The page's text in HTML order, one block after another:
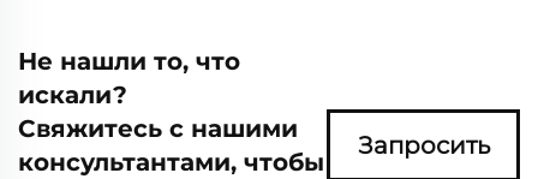
Не нашли то, что
искали?
Свяжитесь с нашими
консультантами, чтобы
Запросить